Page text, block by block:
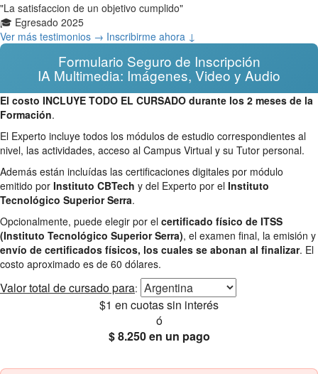
"La satisfaccion de un objetivo cumplido"
🎓 Egresado 2025
Ver más testimonios → Inscribirme ahora ↓
Formulario Seguro de Inscripción
IA Multimedia: Imágenes, Video y Audio
El costo INCLUYE TODO EL CURSADO durante los 2 meses de la
Formación.
El Experto incluye todos los módulos de estudio correspondientes al
nivel, las actividades, acceso al Campus Virtual y su Tutor personal.
Además están incluídas las certificaciones digitales por módulo
emitido por Instituto CBTech y del Experto por el Instituto
Tecnológico Superior Serra.
Opcionalmente, puede elegir por el certificado físico de ITSS
(Instituto Tecnológico Superior Serra), el examen final, la emisión y
envío de certificados físicos, los cuales se abonan al finalizar. El
costo aproximado es de 60 dólares.
Valor total de cursado para:
$1 en cuotas sin interés
ó
$ 8.250en un pago